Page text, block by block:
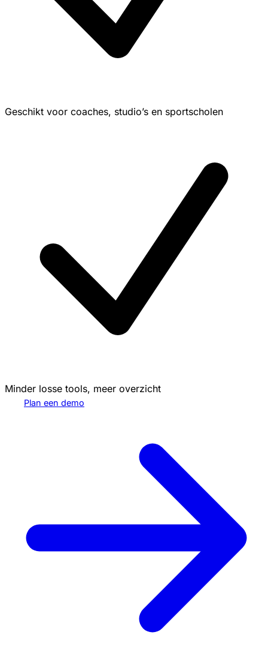
Geschikt voor coaches, studio’s en sportscholen
Minder losse tools, meer overzicht
Plan een demo